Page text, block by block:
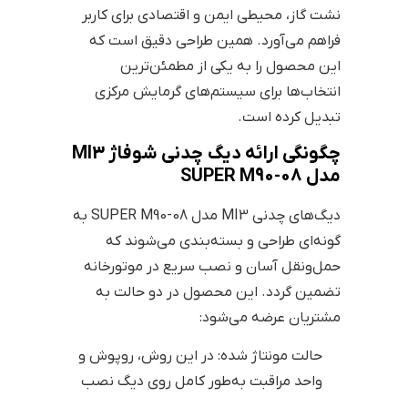
نشت گاز، محیطی ایمن و اقتصادی برای کاربر
فراهم می‌آورد. همین طراحی دقیق است که
این محصول را به یکی از مطمئن‌ترین
انتخاب‌ها برای سیستم‌های گرمایش مرکزی
تبدیل کرده است.
چگونگی ارائه دیگ چدنی شوفاژ MI3
مدل SUPER M90-08
دیگ‌های چدنی MI3 مدل SUPER M90-08 به
گونه‌ای طراحی و بسته‌بندی می‌شوند که
حمل‌ونقل آسان و نصب سریع در موتورخانه
تضمین گردد. این محصول در دو حالت به
مشتریان عرضه می‌شود:
حالت مونتاژ شده: در این روش، روپوش و
واحد مراقبت به‌طور کامل روی دیگ نصب